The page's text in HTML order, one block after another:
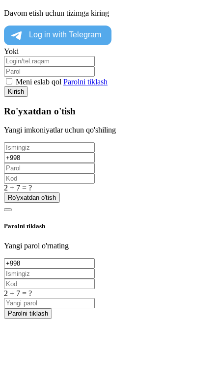
Davom etish uchun tizimga kiring
Yoki
Meni eslab qol Parolni tiklash
Kirish
Ro'yxatdan o'tish
Yangi imkoniyatlar uchun qo'shiling
2 + 7 = ?
Ro'yxatdan o'tish
Parolni tiklash
Yangi parol o'rnating
2 + 7 = ?
Parolni tiklash